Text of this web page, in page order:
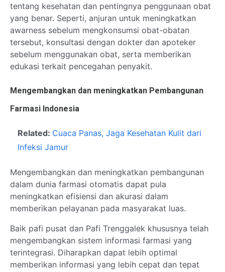
tentang kesehatan dan pentingnya penggunaan obat
yang benar. Seperti, anjuran untuk meningkatkan
awarness sebelum mengkonsumsi obat-obatan
tersebut, konsultasi dengan dokter dan apoteker
sebelum menggunakan obat, serta memberikan
edukasi terkait pencegahan penyakit.
Mengembangkan dan meningkatkan Pembangunan
Farmasi Indonesia
Related: Cuaca Panas, Jaga Kesehatan Kulit dari
Infeksi Jamur
Mengembangkan dan meningkatkan pembangunan
dalam dunia farmasi otomatis dapat pula
meningkatkan efisiensi dan akurasi dalam
memberikan pelayanan pada masyarakat luas.
Baik pafi pusat dan Pafi Trenggalek khususnya telah
mengembangkan sistem informasi farmasi yang
terintegrasi. Diharapkan dapat lebih optimal
memberikan informasi yang lebih cepat dan tepat